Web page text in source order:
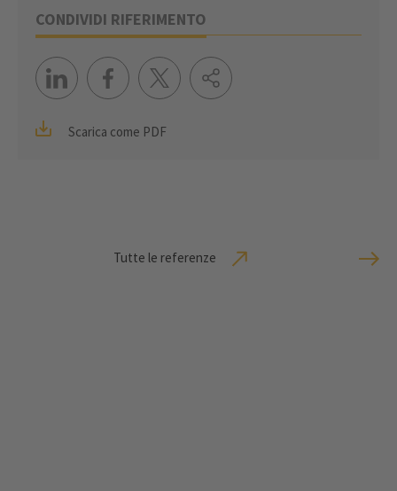
CONDIVIDI RIFERIMENTO
Scarica come PDF
Tutte le referenze